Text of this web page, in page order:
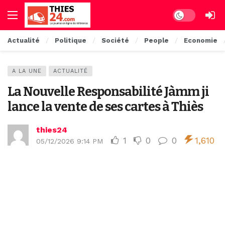
Dark mode
Actualité Politique Société People Economie
A LA UNE ACTUALITÉ
La Nouvelle Responsabilité Jàmm ji
lance la vente de ses cartes à Thiès
thies24
05/12/2026 9:14 PM 1 0 0 1,610